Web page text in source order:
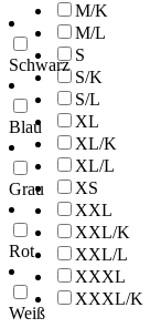
M/K
M/L
S
S/K
S/L
XL
XL/K
XL/L
XS
XXL
XXL/K
XXL/L
XXXL
XXXL/K
Schwarz
Blau
Grau
Rot
Weiß